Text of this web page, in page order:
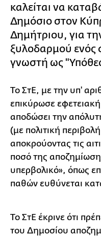
καλείται να
Δημόσιο στον
Δημήτριου, για
ξυλοδαρμού ενός
γνωστή ως
Το ΣτΕ, με την υπ'
επικύρωσε
αποδώσει την
(με πολιτική
αποκρούοντας τις
ποσό της
υπερβολικό», όπως
παθών ευθύνεται
Το ΣτΕ έκρινε ότι
του Δημοσίου